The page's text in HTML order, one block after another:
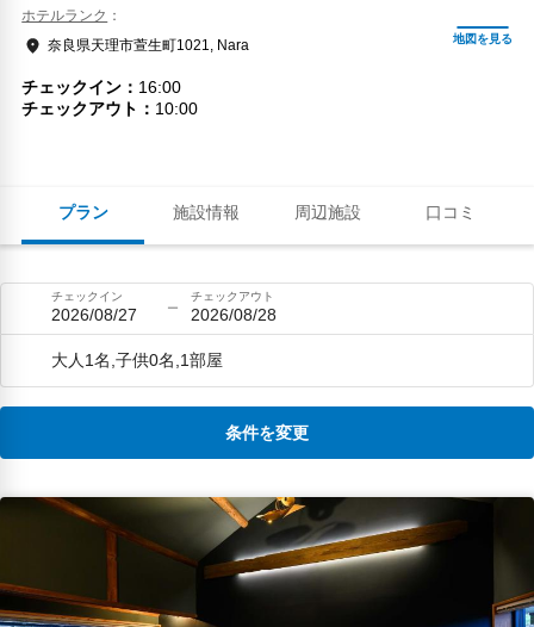
プラン 施設情報 周辺施設 口コミ
ホテルランク
奈良県天理市萱生町1021, Nara
チェックイン
16:00
チェックアウト
10:00
チェックイン
2026/08/27
チェックアウト
2026/08/28
大人1名,子供0名,1部屋
条件を変更